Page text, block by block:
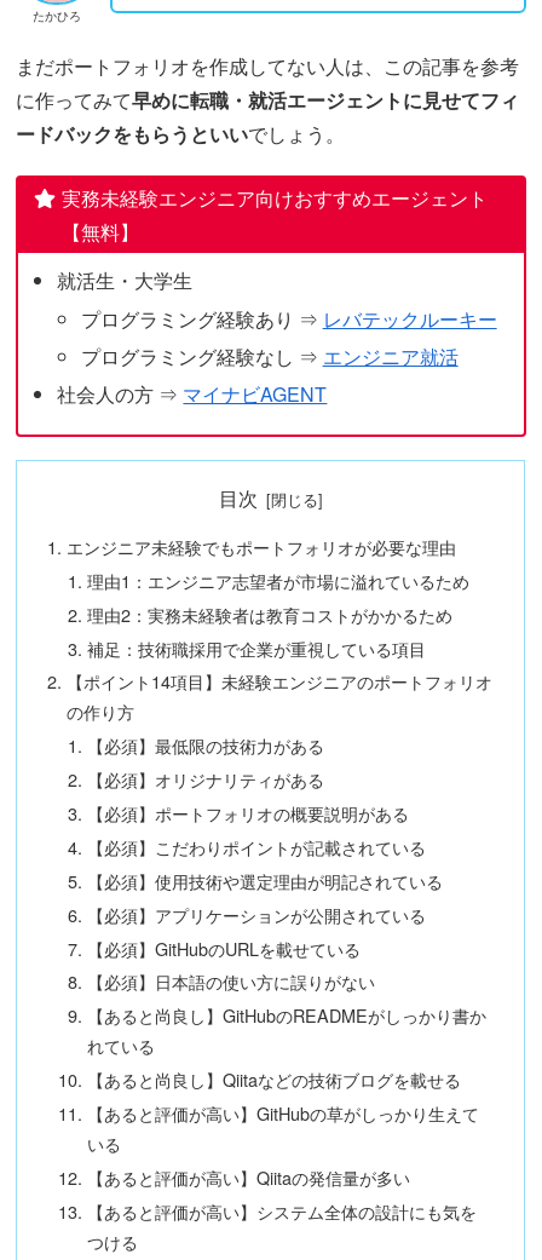
たかひろ
まだポートフォリオを作成してない人は、この記事を参考
に作ってみて早めに転職・就活エージェントに見せてフィ
ードバックをもらうといいでしょう。
実務未経験エンジニア向けおすすめエージェント
【無料】
就活生・大学生
プログラミング経験あり ⇒ レバテックルーキー
プログラミング経験なし ⇒ エンジニア就活
社会人の方 ⇒ マイナビAGENT
目次
エンジニア未経験でもポートフォリオが必要な理由
理由1：エンジニア志望者が市場に溢れているため
理由2：実務未経験者は教育コストがかかるため
補足：技術職採用で企業が重視している項目
【ポイント14項目】未経験エンジニアのポートフォリオ
の作り方
【必須】最低限の技術力がある
【必須】オリジナリティがある
【必須】ポートフォリオの概要説明がある
【必須】こだわりポイントが記載されている
【必須】使用技術や選定理由が明記されている
【必須】アプリケーションが公開されている
【必須】GitHubのURLを載せている
【必須】日本語の使い方に誤りがない
【あると尚良し】GitHubのREADMEがしっかり書か
れている
【あると尚良し】Qiitaなどの技術ブログを載せる
【あると評価が高い】GitHubの草がしっかり生えて
いる
【あると評価が高い】Qiitaの発信量が多い
【あると評価が高い】システム全体の設計にも気を
つける